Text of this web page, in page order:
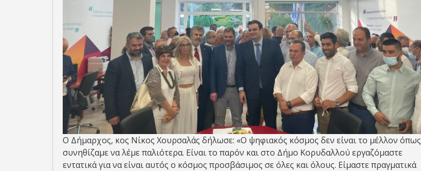
Ο Δήμαρχος, κος Νίκος Χουρσαλάς δήλωσε: «Ο ψηφιακός κόσμος δεν είναι το μέλλον όπως
συνηθίζαμε να λέμε παλιότερα. Είναι το παρόν και στο Δήμο Κορυδαλλού εργαζόμαστε
εντατικά για να είναι αυτός ο κόσμος προσβάσιμος σε όλες και όλους. Είμαστε πραγματικά